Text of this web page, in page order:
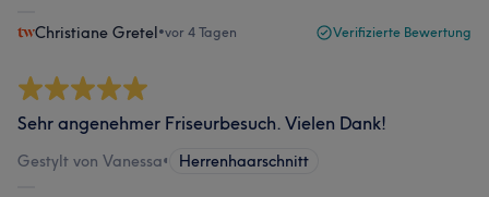
Christiane Gretel•vor 4 Tagen Verifizierte Bewertung
Sehr angenehmer Friseurbesuch. Vielen Dank!
Gestylt von Vanessa• Herrenhaarschnitt